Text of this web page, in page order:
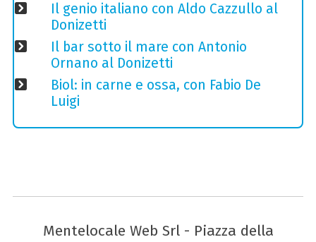
Il genio italiano con Aldo Cazzullo al
Donizetti
Il bar sotto il mare con Antonio
Ornano al Donizetti
Biol: in carne e ossa, con Fabio De
Luigi
Mentelocale Web Srl - Piazza della